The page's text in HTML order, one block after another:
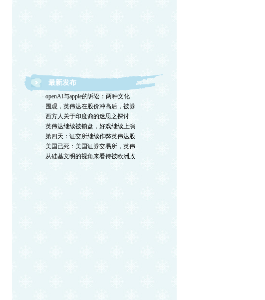
最新发布
· openAI与apple的诉讼：两种文化
· 围观，英伟达在股价冲高后，被券
· 西方人关于印度裔的迷思之探讨
· 英伟达继续被锁盘，好戏继续上演
· 第四天：证交所继续作弊英伟达股
· 美国已死：美国证券交易所，英伟
· 从硅基文明的视角来看待被欧洲政